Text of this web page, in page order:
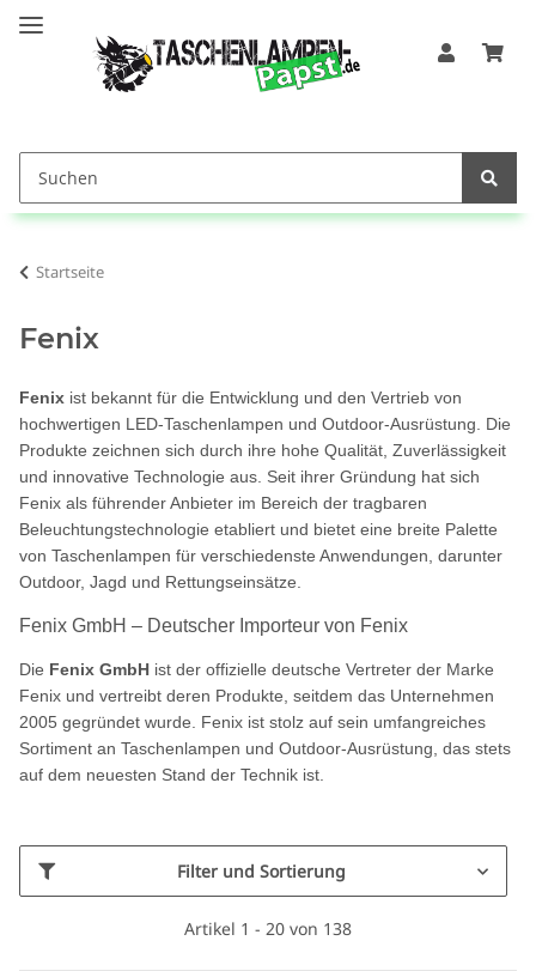
Startseite
Fenix
Fenix ist bekannt für die Entwicklung und den Vertrieb von
hochwertigen LED-Taschenlampen und Outdoor-Ausrüstung. Die
Produkte zeichnen sich durch ihre hohe Qualität, Zuverlässigkeit
und innovative Technologie aus. Seit ihrer Gründung hat sich
Fenix als führender Anbieter im Bereich der tragbaren
Beleuchtungstechnologie etabliert und bietet eine breite Palette
von Taschenlampen für verschiedenste Anwendungen, darunter
Outdoor, Jagd und Rettungseinsätze.
Fenix GmbH – Deutscher Importeur von Fenix
Die Fenix GmbH ist der offizielle deutsche Vertreter der Marke
Fenix und vertreibt deren Produkte, seitdem das Unternehmen
2005 gegründet wurde. Fenix ist stolz auf sein umfangreiches
Sortiment an Taschenlampen und Outdoor-Ausrüstung, das stets
auf dem neuesten Stand der Technik ist.
Filter und Sortierung
Artikel 1 - 20 von 138